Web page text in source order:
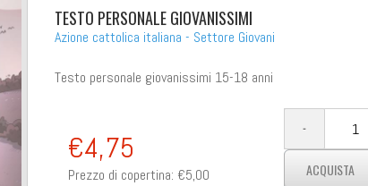
TESTO PERSONALE GIOVANISSIMI
Azione cattolica italiana - Settore Giovani
Testo personale giovanissimi 15-18 anni
€4,75
Prezzo di copertina: €5,00